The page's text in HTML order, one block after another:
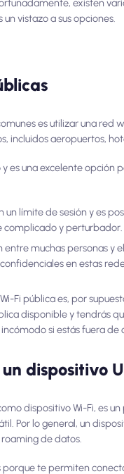
existen
vistazo a sus opciones.
es utilizar una
incluidos aeropuertos,
y es una excelente
un límite de sesión y es
complicado y perturbador.
entre muchas personas
en estas
Fi pública es, por
disponible y tendrás
si estás fuera
dispositivo
dispositivo Wi-Fi, es
Por lo general, un
de datos.
porque te permiten